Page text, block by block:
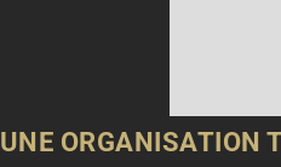
UNE ORGANISATION